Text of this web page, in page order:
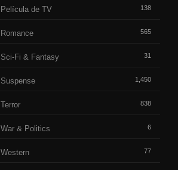
Película de TV 138
Romance 565
Sci-Fi & Fantasy 31
Suspense 1,450
Terror 838
War & Politics 6
Western 77